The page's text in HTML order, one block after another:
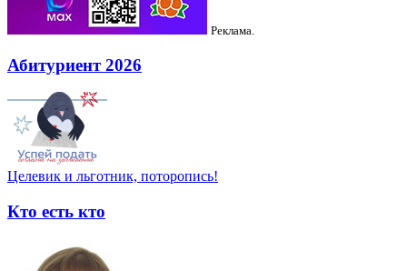
Реклама.
Абитуриент 2026
Целевик и льготник, поторопись!
Кто есть кто